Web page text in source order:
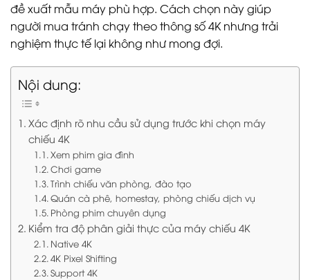
đề xuất mẫu máy phù hợp. Cách chọn này giúp
người mua tránh chạy theo thông số 4K nhưng trải
nghiệm thực tế lại không như mong đợi.
Nội dung:
Xác định rõ nhu cầu sử dụng trước khi chọn máy
chiếu 4K
Xem phim gia đình
Chơi game
Trình chiếu văn phòng, đào tạo
Quán cà phê, homestay, phòng chiếu dịch vụ
Phòng phim chuyên dụng
Kiểm tra độ phân giải thực của máy chiếu 4K
Native 4K
4K Pixel Shifting
Support 4K